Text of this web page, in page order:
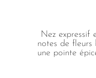
Nez expressif
notes de fleurs
une pointe